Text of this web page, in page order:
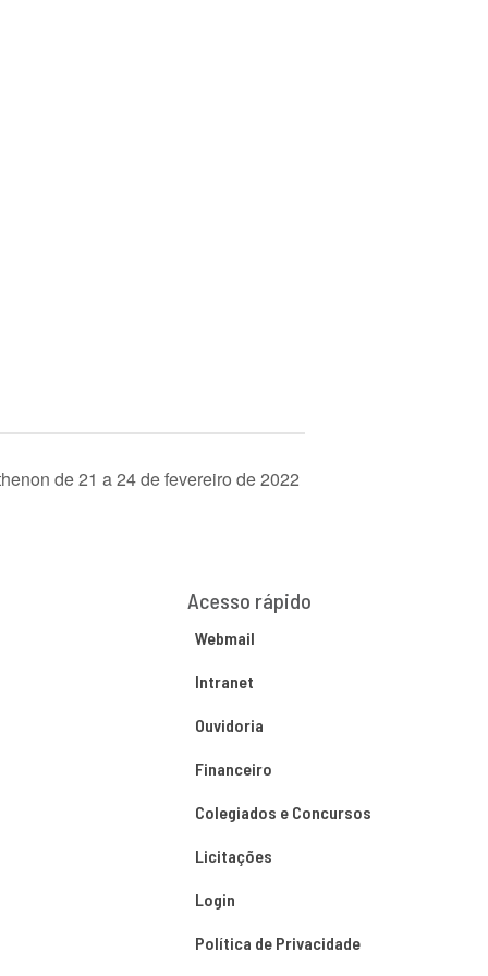
de 21 a 24 de fevereiro de 2022
Acesso rápido
Webmail
Intranet
Ouvidoria
Financeiro
Colegiados e Concursos
Licitações
Login
Política de Privacidade